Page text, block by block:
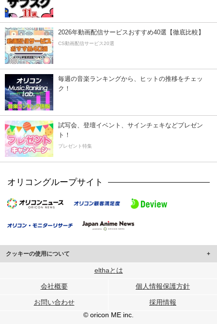
2026年動画配信サービスおすすめ40選【徹底比較】
CS動画配信サービス20選
毎週の音楽ランキングから、ヒットの推移をチェッ
ク！
試写会、登壇イベント、サインチェキなどプレゼン
ト！
プレゼント特集
オリコングループサイト
クッキーの使用について
このサイトでは Cookie を使用して、ユーザーに合わせたコンテンツや広告の
行っています。
メディアや広告配信、データ解析の各パートナーに提供しています。
ユーザーが各パートナーのサービスを使用したときに収集した他の情報を組み
elthaとは
会社概要 個人情報保護方針
お問い合わせ
採用情報
© oricon ME inc.